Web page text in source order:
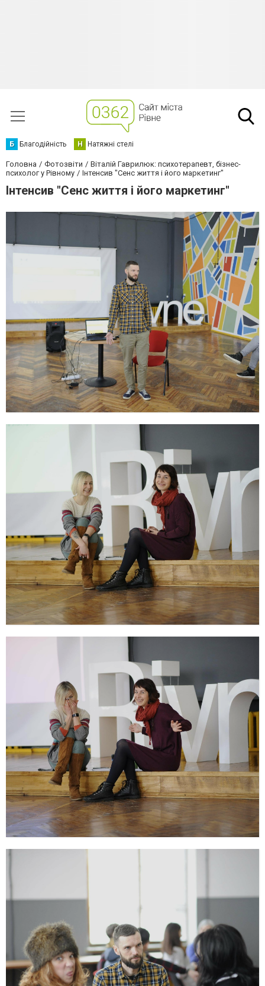
Б Благодійність Н Натяжні стелі
Головна Фотозвіти
Віталій Гаврилюк: психотерапевт, бізнес-
психолог у Рівному
Інтенсив "Сенс життя і його маркетинг"
Інтенсив "Сенс життя і його маркетинг"